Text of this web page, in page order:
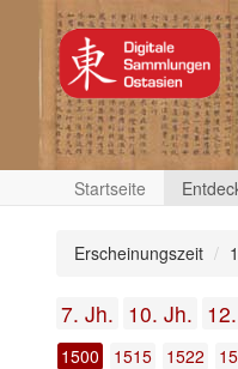
Startseite
Erscheinungszeit
7. Jh. 10. Jh.
1500 1515 1522